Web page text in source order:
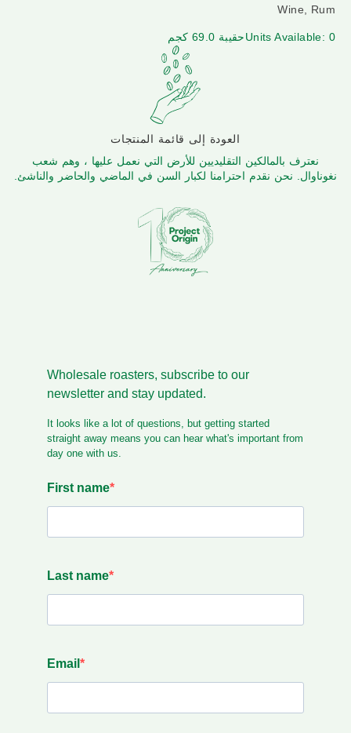
Wine, Rum
Units Available: 0حقيبة 69.0 كجم
العودة إلى قائمة المنتجات
نعترف بالمالكين التقليديين للأرض التي نعمل عليها ، وهم شعب
نغوناوال. نحن نقدم احترامنا لكبار السن في الماضي والحاضر والناشئ.